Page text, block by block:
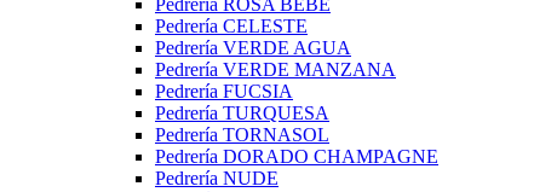
Pedrería ROSA BEBÉ
Pedrería CELESTE
Pedrería VERDE AGUA
Pedrería VERDE MANZANA
Pedrería FUCSIA
Pedrería TURQUESA
Pedrería TORNASOL
Pedrería DORADO CHAMPAGNE
Pedrería NUDE